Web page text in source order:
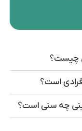
چیست؟
است؟
چه سنی است؟